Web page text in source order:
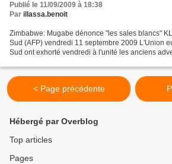
Publié le 11/09/2009 à 18:38
Par illassa.benoit
Zimbabwe: Mugabe dénonce "les sales blancs"
Sud (AFP) vendredi 11 septembre 2009 L'Union
Sud ont exhorté vendredi à l'unité les anciens
< Page précédente
Hébergé par Overblog
Top articles
Pages